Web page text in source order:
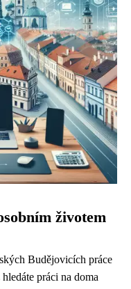
životem
Budějovicích práce
práci na doma